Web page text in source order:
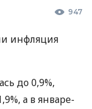
947
инфляция
до 0,9%,
а в январе-